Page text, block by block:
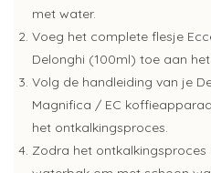
met water.
Voeg het complete flesje
Delonghi (100ml) toe aan
Volg de handleiding van je
Magnifica / EC
het ontkalkingsproces.
Zodra het